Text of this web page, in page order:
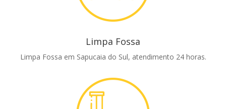
Limpa Fossa
Limpa Fossa em Sapucaia do Sul, atendimento 24 horas.